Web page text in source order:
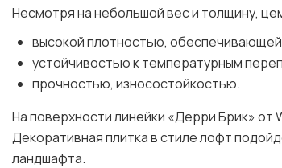
Несмотря на небольшой вес и толщину,
высокой плотностью,
устойчивостью к температурным
прочностью, износостойкостью.
На поверхности линейки «Дерри Брик»
Декоративная плитка в стиле лофт
ландшафта.